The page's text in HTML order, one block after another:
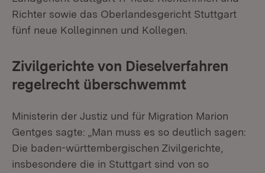
Richter sowie das Oberlandesgericht Stuttgart
fünf neue Kolleginnen und Kollegen.
Zivilgerichte von Dieselverfahren
regelrecht überschwemmt
Ministerin der Justiz und für Migration Marion
Gentges sagte: „Man muss es so deutlich sagen:
Die baden-württembergischen Zivilgerichte,
insbesondere die in Stuttgart sind von so